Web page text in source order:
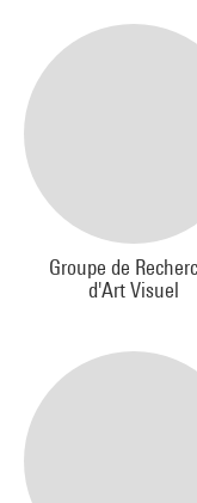
Groupe de
d'Art Visuel